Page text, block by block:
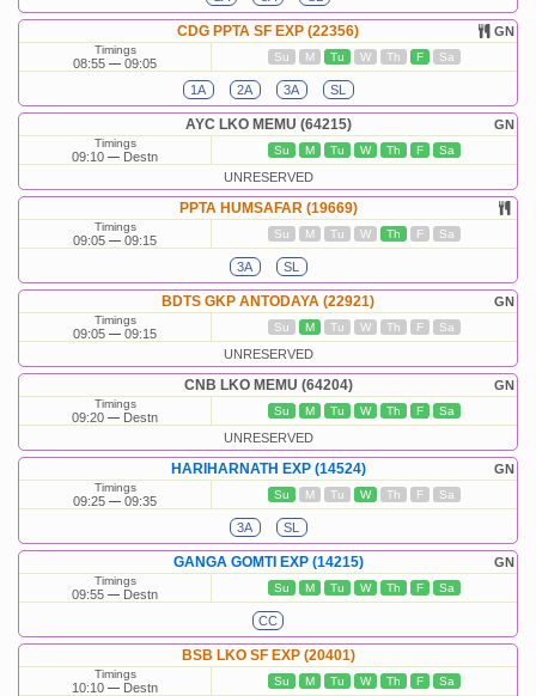
GN
CDG PPTA SF EXP (22356)
Timings
08:55 09:05 Su M Tu W Th F Sa
1A 2A 3A SL
GN
AYC LKO MEMU (64215)
Timings
09:10 Destn Su M Tu W Th F Sa
UNRESERVED
PPTA HUMSAFAR (19669)
Timings
09:05 09:15 Su M Tu W Th F Sa
3A SL
GN
BDTS GKP ANTODAYA (22921)
Timings
09:05 09:15 Su M Tu W Th F Sa
UNRESERVED
GN
CNB LKO MEMU (64204)
Timings
09:20 Destn Su M Tu W Th F Sa
UNRESERVED
GN
HARIHARNATH EXP (14524)
Timings
09:25 09:35 Su M Tu W Th F Sa
3A SL
GN
GANGA GOMTI EXP (14215)
Timings
09:55 Destn Su M Tu W Th F Sa
CC
BSB LKO SF EXP (20401)
Timings
10:10 Destn Su M Tu W Th F Sa